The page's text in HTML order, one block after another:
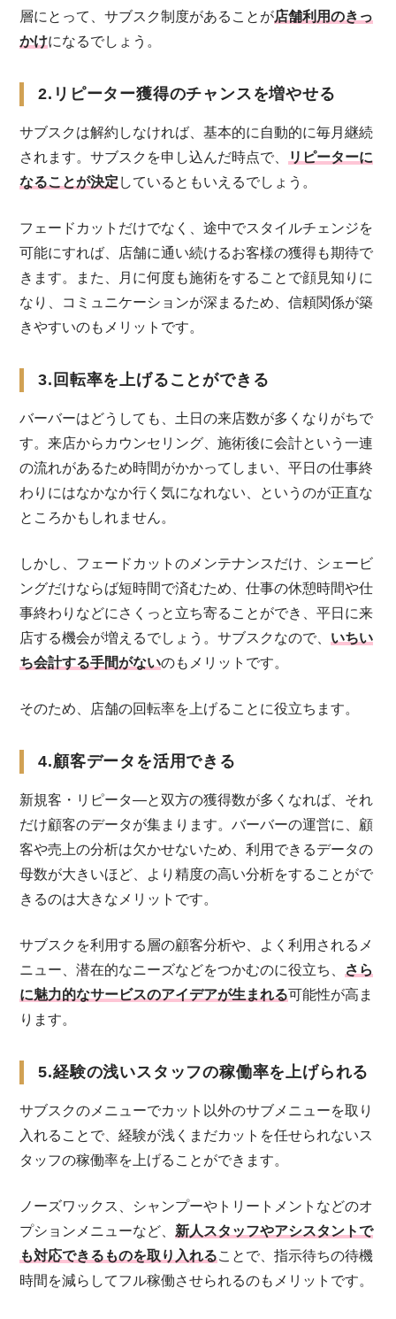
層にとって、サブスク制度があることが店舗利用のきっ
かけになるでしょう。
2.リピーター獲得のチャンスを増やせる
サブスクは解約しなければ、基本的に自動的に毎月継続
されます。サブスクを申し込んだ時点で、
リピーターに
なることが決定 しているともいえるでしょう。
フェードカットだけでなく、途中でスタイルチェンジを
可能にすれば、店舗に通い続けるお客様の獲得も期待で
きます。また、月に何度も施術をすることで顔見知りに
なり、コミュニケーションが深まるため、信頼関係が築
きやすいのもメリットです。
3.回転率を上げることができる
バーバーはどうしても、土日の来店数が多くなりがちで
す。来店からカウンセリング、施術後に会計という一連
の流れがあるため時間がかかってしまい、平日の仕事終
わりにはなかなか行く気になれない、というのが正直な
ところかもしれません。
しかし、フェードカットのメンテナンスだけ、シェービ
ングだけならば短時間で済むため、仕事の休憩時間や仕
事終わりなどにさくっと立ち寄ることができ、平日に来
店する機会が増えるでしょう。サブスクなので、 いちい
ち会計する手間がないのもメリットです。
そのため、店舗の回転率を上げることに役立ちます。
4.顧客データを活用できる
新規客・リピータ―と双方の獲得数が多くなれば、それ
だけ顧客のデータが集まります。バーバーの運営に、顧
客や売上の分析は欠かせないため、利用できるデータの
母数が大きいほど、より精度の高い分析をすることがで
きるのは大きなメリットです。
サブスクを利用する層の顧客分析や、よく利用されるメ
ニュー、潜在的なニーズなどをつかむのに役立ち、 さら
に魅力的なサービスのアイデアが生まれる可能性が高ま
ります。
5.経験の浅いスタッフの稼働率を上げられる
サブスクのメニューでカット以外のサブメニューを取り
入れることで、経験が浅くまだカットを任せられないス
タッフの稼働率を上げることができます。
ノーズワックス、シャンプーやトリートメントなどのオ
プションメニューなど、 新人スタッフやアシスタントで
も対応できるものを取り入れることで、指示待ちの待機
時間を減らしてフル稼働させられるのもメリットです。